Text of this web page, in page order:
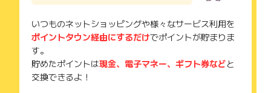
いつものネットショッピングや様々なサービス利用を
ポイントタウン経由にするだけでポイントが貯まりま
す。
貯めたポイントは現金、電子マネー、ギフト券などと
交換できるよ！